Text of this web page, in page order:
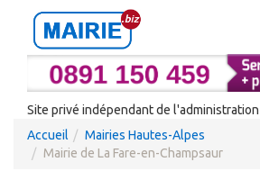
Site privé indépendant de l'administration
Accueil
Mairies Hautes-Alpes
Mairie de La Fare-en-Champsaur